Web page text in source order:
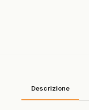
Descrizione